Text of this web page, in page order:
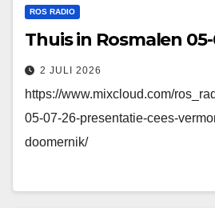
ROS RADIO
Thuis in Rosmalen
2 JULI 2026
https://www.mixcloud.com/
05-07-26-presentatie-cees-
doomernik/